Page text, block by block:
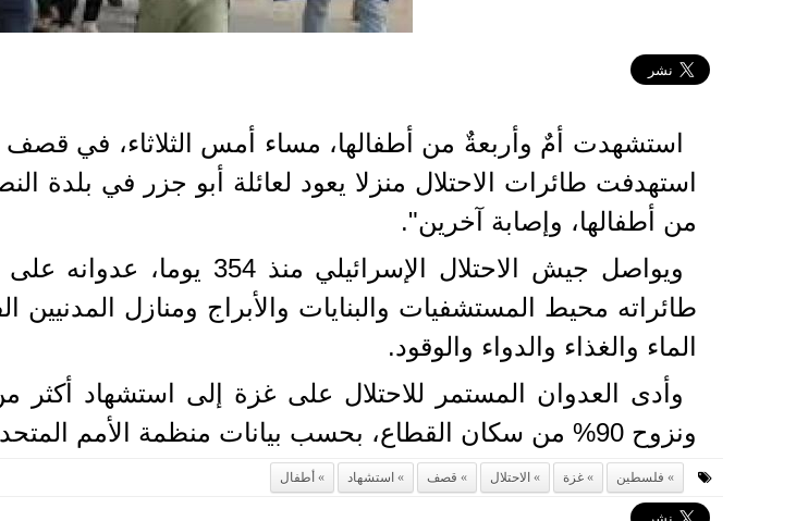
استشهدت أمٌ وأربعةٌ من أطفالها، مساء أمس الثلاثاء، في
استهدفت طائرات الاحتلال منزلا يعود لعائلة أبو جزر في
من أطفالها، وإصابة آخرين".
ويواصل جيش الاحتلال
طائراته محيط المستشفيات والبنايات والأبراج ومنازل
الماء والغذاء والدواء والوقود.
ونزوح 90% من سكان القطاع، بحسب بيانات منظمة الأمم المتحدة.
فلسطين غزة الاحتلال قصف استشهاد أطفال